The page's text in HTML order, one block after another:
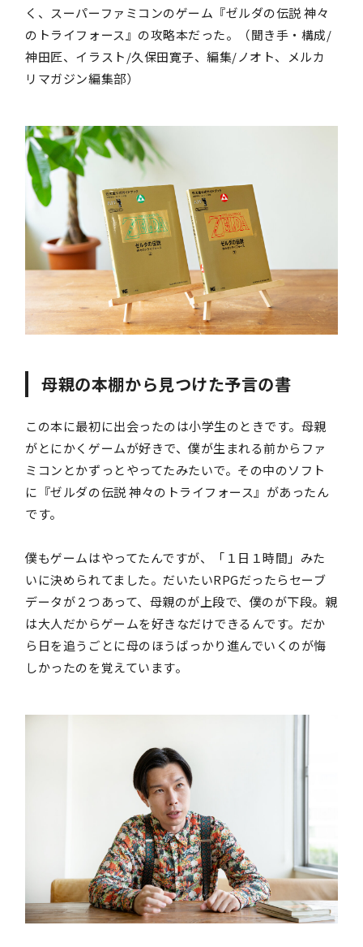
く、スーパーファミコンのゲーム『ゼルダの伝説 神々
のトライフォース』の攻略本だった。（聞き手・構成/
神田匠、イラスト/久保田寛子、編集/ノオト、メルカ
リマガジン編集部）
母親の本棚から見つけた予言の書
この本に最初に出会ったのは小学生のときです。母親
がとにかくゲームが好きで、僕が生まれる前からファ
ミコンとかずっとやってたみたいで。その中のソフト
に『ゼルダの伝説 神々のトライフォース』があったん
です。
僕もゲームはやってたんですが、「１日１時間」みた
いに決められてました。だいたいRPGだったらセーブ
データが２つあって、母親のが上段で、僕のが下段。親
は大人だからゲームを好きなだけできるんです。だか
ら日を追うごとに母のほうばっかり進んでいくのが悔
しかったのを覚えています。